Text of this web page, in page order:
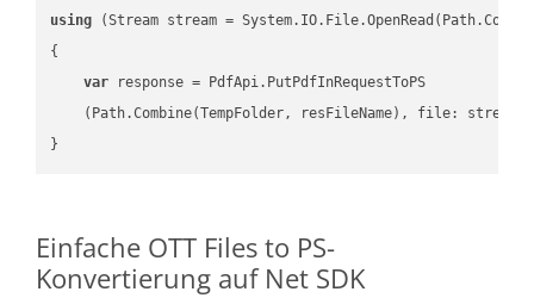
using (Stream stream =
{
var response = PdfApi.PutPdfInRequestToPS
    (Path.Combine(TempFolder, resFileName), file: stream);
Einfache OTT Files to PS-
Konvertierung auf Net SDK